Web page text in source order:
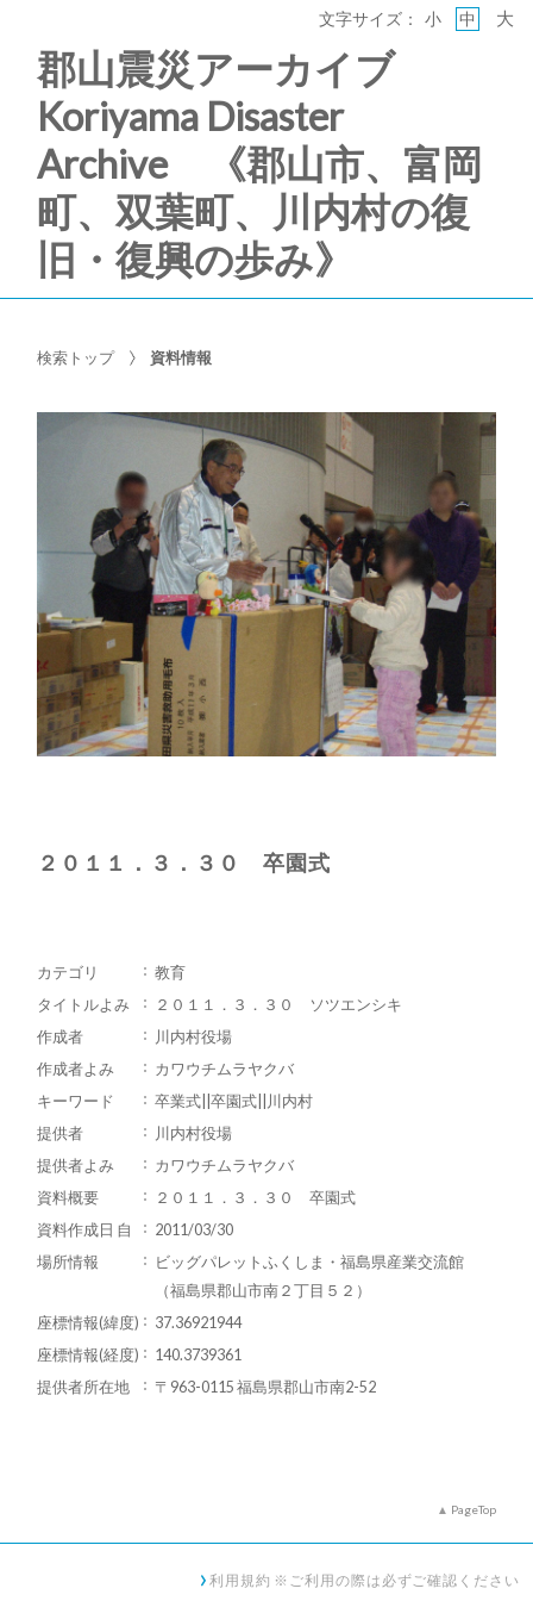
郡山震災アーカイブ
Koriyama Disaster
Archive 《郡山市、富岡
町、双葉町、川内村の復
旧・復興の歩み》
文字サイズ： 小 中 大
検索トップ 資料情報
２０１１．３．３０ 卒園式
カテゴリ
教育
タイトルよみ
２０１１．３．３０ ソツエンシキ
作成者
川内村役場
作成者よみ
カワウチムラヤクバ
キーワード
卒業式||卒園式||川内村
提供者
川内村役場
提供者よみ
カワウチムラヤクバ
資料概要
２０１１．３．３０ 卒園式
資料作成日 自
2011/03/30
場所情報
ビッグパレットふくしま・福島県産業交流館
（福島県郡山市南２丁目５２）
座標情報(緯度)
37.36921944
座標情報(経度)
140.3739361
提供者所在地
〒963-0115 福島県郡山市南2-52
PageTop
利用規約 ※ご利用の際は必ずご確認ください